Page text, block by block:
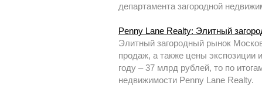
департамента загородной
Penny Lane Realty: Элитный
Элитный загородный рынок
продаж, а также цены экспозиции
году – 37 млрд рублей, то по
недвижимости Penny Lane Realty.